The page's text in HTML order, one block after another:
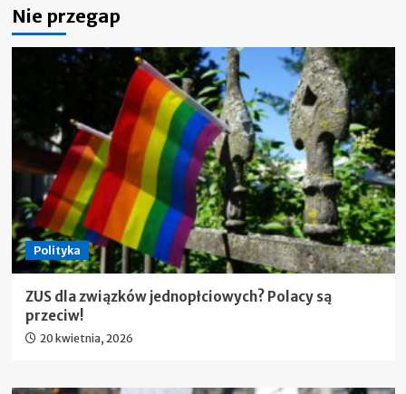
Nie przegap
Polityka
ZUS dla związków jednopłciowych? Polacy są
przeciw!
20 kwietnia, 2026